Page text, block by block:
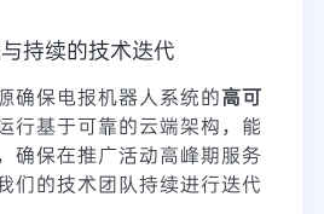
持续的技术迭代
确保电报机器人系统的高可
行基于可靠的云端架构，能
确保在推广活动高峰期服务
们的技术团队持续进行迭代